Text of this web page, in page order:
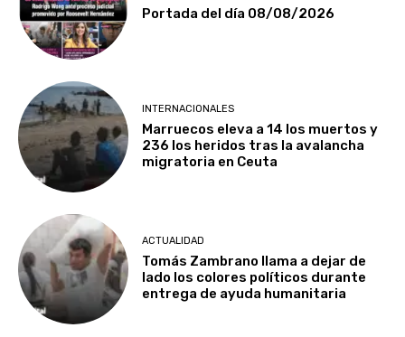
Portada del día 08/08/2026
INTERNACIONALES
Marruecos eleva a 14 los muertos y
236 los heridos tras la avalancha
migratoria en Ceuta
ACTUALIDAD
Tomás Zambrano llama a dejar de
lado los colores políticos durante
entrega de ayuda humanitaria